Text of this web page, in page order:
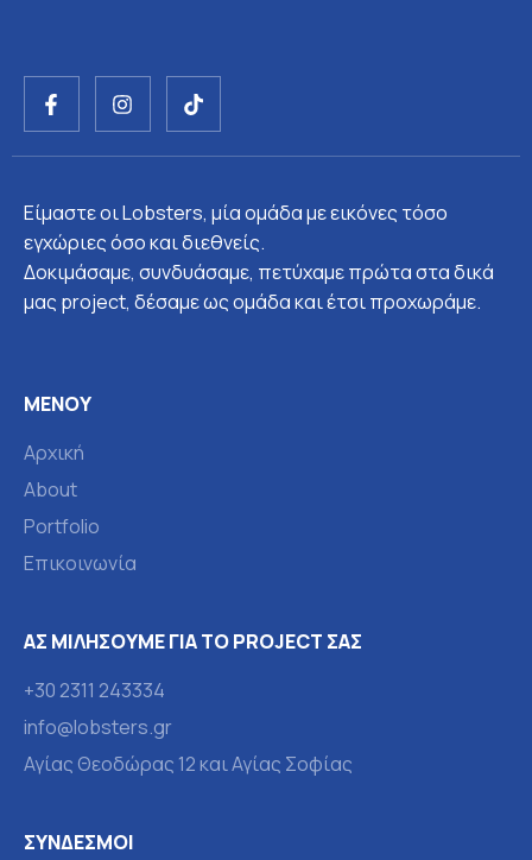
F
a
c
e
o
k
-
f
I
n
s
t
r
a
m
T
i
k
t
Είμαστε οι Lobsters, μία ομάδα με εικόνες τόσο
εγχώριες όσο και διεθνείς.
Δοκιμάσαμε, συνδυάσαμε, πετύχαμε πρώτα στα δικά
μας project, δέσαμε ως ομάδα και έτσι προχωράμε.
ΜΕΝΟΎ
Αρχική
About
Portfolio
Επικοινωνία
ΑΣ ΜΙΛΉΣΟΥΜΕ ΓΙΑ ΤΟ PROJECT ΣΑΣ
+30 2311 243334
info@lobsters.gr
Αγίας Θεοδώρας 12 και Αγίας Σοφίας
ΣΎΝΔΕΣΜΟΙ